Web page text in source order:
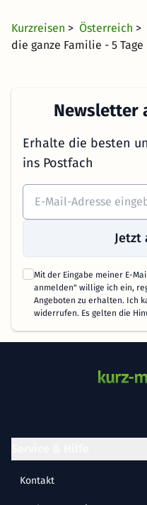
Kurzreisen > Österreich >
die ganze Familie - 5 Tage
Newsletter
Erhalte die besten
ins Postfach
Jetzt
Mit der Eingabe meiner E-
anmelden" willige ich ein,
Angeboten zu erhalten. Ich
widerrufen. Es gelten die
Kontakt